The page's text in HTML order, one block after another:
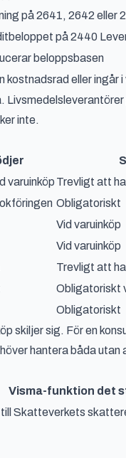
på 2641, 2642 eller
på 2440
beloppsbasen
kostnadsrad eller ingår i
inte.
varuinköp Trevligt att ha
Obligatoriskt
Vid varuinköp
Vid varuinköp
Trevligt att ha
Obligatoriskt
Obligatoriskt
skiljer sig. För en
hantera båda
Visma-funktion det
Skatteverkets